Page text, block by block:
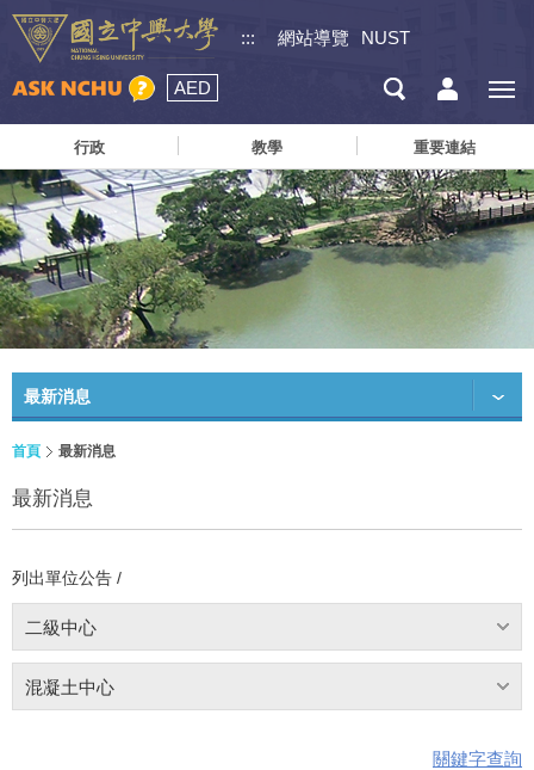
::: 網站導覽 NUST
AED
行政 教學 重要連結
最新消息
首頁 最新消息
最新消息
列出單位公告 /
二級中心
混凝土中心
關鍵字查詢